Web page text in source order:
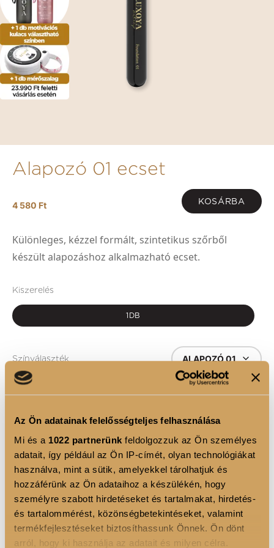
Az Ön adatainak felelősségteljes felhasználása
Mi és a 1022 partnerünk feldolgozzuk az Ön személyes
adatait, így például az Ön IP-címét, olyan technológiákat
használva, mint a sütik, amelyekkel tárolhatjuk és
hozzáférünk az Ön adataihoz a készülékén, hogy
személyre szabott hirdetéseket és tartalmakat, hirdetés-
és tartalommérést, közönségbetekintéseket, valamint
termékfejlesztéseket biztosíthassunk Önnek. Ön dönt
arról, hogy ki használja az adatait és milyen célra.
Alapozó 01 ecset
4 580 Ft KOSÁRBA
Különleges, kézzel formált, szintetikus szőrből
készült alapozáshoz alkalmazható ecset.
Kiszerelés
1DB
Színválaszték ALAPOZÓ 01
KOSÁRBA
TERMÉKLEÍRÁS
Különleges, kézzel formált, szintetikus szőrből
készült, rendkívül puha, nagy sűrűségű alapozó